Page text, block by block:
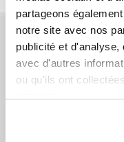
partageons
notre site avec nos
publicité et
avec d'autres
ou qu'ils ont
AVANT L'ACHAT
COMMANDES